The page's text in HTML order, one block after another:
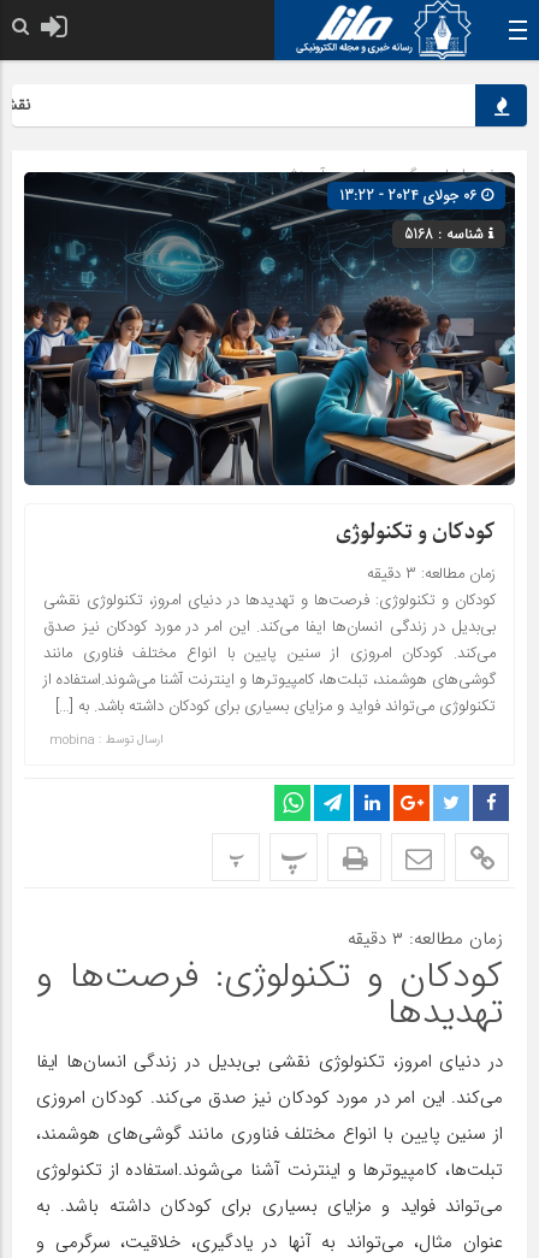
نقش
صفحه اصلی» گروه »علمی و آموزشی
شناسه : 5168
کودکان و تکنولوژی
زمان مطالعه: ۳ دقیقه
کودکان و تکنولوژی: فرصت‌ها و تهدیدها در دنیای امروز، تکنولوژی نقشی
بی‌بدیل در زندگی انسان‌ها ایفا می‌کند. این امر در مورد کودکان نیز صدق
می‌کند. کودکان امروزی از سنین پایین با انواع مختلف فناوری مانند
گوشی‌های هوشمند، تبلت‌ها، کامپیوترها و اینترنت آشنا می‌شوند.استفاده از
تکنولوژی می‌تواند فواید و مزایای بسیاری برای کودکان داشته باشد. به […]
ارسال توسط : mobina
پ پ
زمان مطالعه: ۳ دقیقه
کودکان و تکنولوژی: فرصت‌ها و
تهدیدها
در دنیای امروز، تکنولوژی نقشی بی‌بدیل در زندگی انسان‌ها ایفا
می‌کند. این امر در مورد کودکان نیز صدق می‌کند. کودکان امروزی
از سنین پایین با انواع مختلف فناوری مانند گوشی‌های هوشمند،
تبلت‌ها، کامپیوترها و اینترنت آشنا می‌شوند.استفاده از تکنولوژی
می‌تواند فواید و مزایای بسیاری برای کودکان داشته باشد. به
عنوان مثال، می‌تواند به آنها در یادگیری، خلاقیت، سرگرمی و